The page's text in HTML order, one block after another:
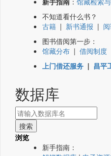
不知道看什么书？
古籍 | 新书通报 |
图书借阅第一步：
馆藏分布 | 借阅制度
上门借还服务 | 昌平
数据库
浏览
新手指南：